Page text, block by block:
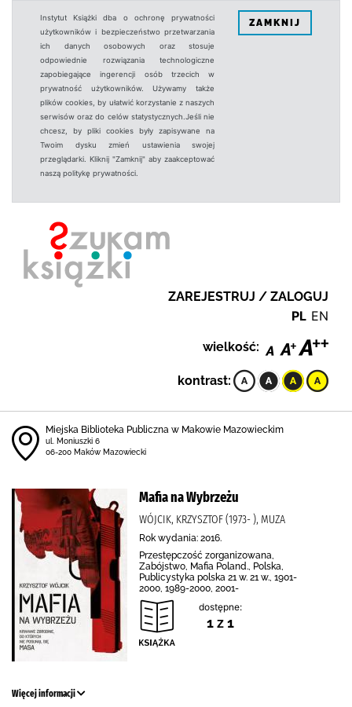
Instytut Książki dba o ochronę prywatności
użytkowników i bezpieczeństwo przetwarzania
ich danych osobowych oraz stosuje
odpowiednie rozwiązania technologiczne
zapobiegające ingerencji osób trzecich w
prywatność użytkowników. Używamy także
plików cookies, by ułatwić korzystanie z naszych
serwisów oraz do celów statystycznych.Jeśli nie
chcesz, by pliki cookies były zapisywane na
Twoim dysku zmień ustawienia swojej
przeglądarki. Kliknij "Zamknij" aby zaakceptować
naszą politykę prywatności.
ZAMKNIJ
ZAREJESTRUJ / ZALOGUJ
PL EN
wielkość:
kontrast:
Miejska Biblioteka Publiczna w Makowie Mazowieckim
ul. Moniuszki 6
06-200 Maków Mazowiecki
Mafia na Wybrzeżu
WÓJCIK, KRZYSZTOF (1973- ), MUZA
Rok wydania: 2016.
Przestępczość zorganizowana,
Zabójstwo, Mafia Poland., Polska,
Publicystyka polska 21 w. 21 w., 1901-
2000, 1989-2000, 2001-
dostępne:
1 z 1
Więcej informacji